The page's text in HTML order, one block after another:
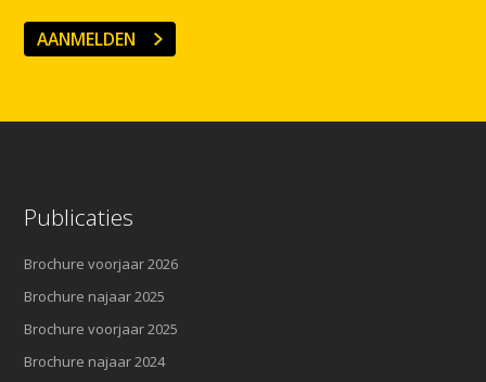
AANMELDEN
Publicaties
Brochure voorjaar 2026
Brochure najaar 2025
Brochure voorjaar 2025
Brochure najaar 2024